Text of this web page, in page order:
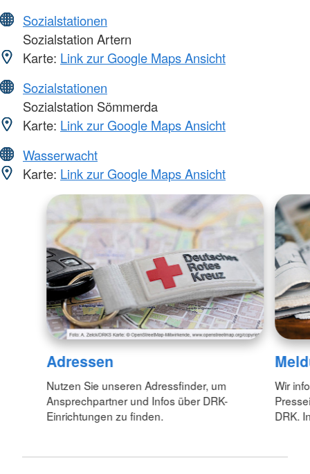
Sozialstationen
Sozialstation Artern
Karte: Link zur Google Maps Ansicht
Sozialstationen
Sozialstation Sömmerda
Karte: Link zur Google Maps Ansicht
Wasserwacht
Karte: Link zur Google Maps Ansicht
Adressen
Nutzen Sie unseren Adressfinder, um
Ansprechpartner und Infos über DRK-
Einrichtungen zu finden.
Wir
DRK.